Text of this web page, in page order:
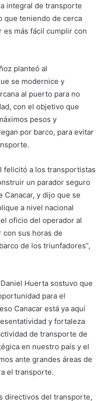
integral de transporte
que teniendo de cerca
es más fácil cumplir con
planteó al
se modernice y
al puerto para no
con el objetivo que
pesos y
por barco, para evitar
felicitó a los transportistas
un parador seguro
y dijo que se
a nivel nacional
oficio del operador al
con sus horas de
de los triunfadores”,
Huerta sostuvo que
para el
Canacar está ya aquí
y fortaleza
de transporte de
en nuestro país y el
ante grandes áreas de
el transporte.
directivos del transporte,